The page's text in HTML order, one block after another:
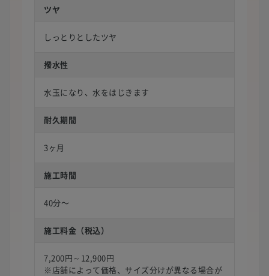
ツヤ
しっとりとしたツヤ
撥水性
水玉になり、水をはじきます
耐久期間
3ヶ月
施工時間
40分〜
施工料金（税込）
7,200円～12,900円
※店舗によって価格、サイズ分けが異なる場合が